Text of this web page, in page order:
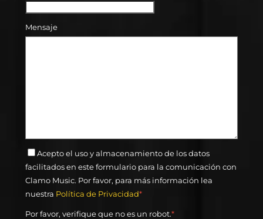
Mensaje
Acepto el uso y almacenamiento de los datos
facilitados en este formulario para la comunicación con
Clamo Music. Por favor, para más información lea
nuestra Política de Privacidad*
Por favor, verifique que no es un robot.*